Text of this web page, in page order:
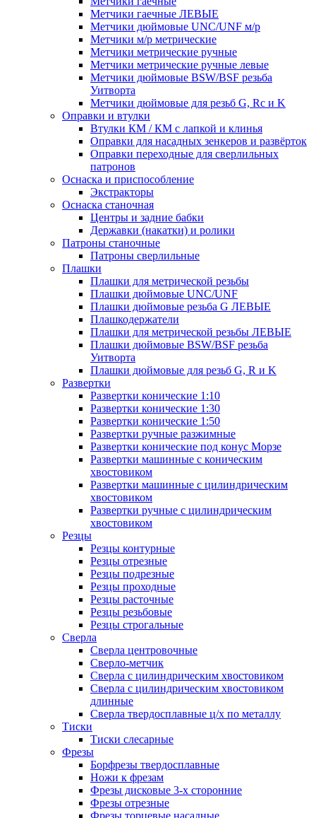
Метчики гаечные ЛЕВЫЕ
Метчики дюймовые UNC/UNF м/р
Метчики м/р метрические
Метчики метрические ручные
Метчики метрические ручные левые
Метчики дюймовые BSW/BSF резьба
Уитворта
Метчики дюймовые для резьб G, Rc и K
Оправки и втулки
Втулки КМ / КМ с лапкой и клинья
Оправки для насадных зенкеров и развёрток
Оправки переходные для сверлильных
патронов
Оснаска и приспособление
Экстракторы
Оснаска станочная
Центры и задние бабки
Державки (накатки) и ролики
Патроны станочные
Патроны сверлильные
Плашки
Плашки для метрической резьбы
Плашки дюймовые UNC/UNF
Плашки дюймовые резьба G ЛЕВЫЕ
Плашкодержатели
Плашки для метрической резьбы ЛЕВЫЕ
Плашки дюймовые BSW/BSF резьба
Уитворта
Плашки дюймовые для резьб G, R и K
Развертки
Развертки конические 1:10
Развертки конические 1:30
Развертки конические 1:50
Развертки ручные разжимные
Развертки конические под конус Морзе
Развертки машинные с коническим
хвостовиком
Развертки машинные с цилиндрическим
хвостовиком
Развертки ручные с цилиндрическим
хвостовиком
Резцы
Резцы контурные
Резцы отрезные
Резцы подрезные
Резцы проходные
Резцы расточные
Резцы резьбовые
Резцы строгальные
Сверла
Сверла центровочные
Сверло-метчик
Сверла с цилиндрическим хвостовиком
Сверла с цилиндрическим хвостовиком
длинные
Сверла твердосплавные ц/х по металлу
Тиски
Тиски слесарные
Фрезы
Борфрезы твердосплавные
Ножи к фрезам
Фрезы дисковые 3-х сторонние
Фрезы отрезные
Фрезы торцевые насадные